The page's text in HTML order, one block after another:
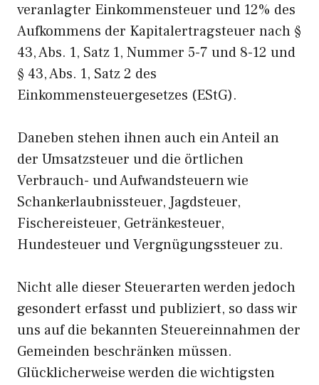
veranlagter Einkommensteuer und 12% des
Aufkommens der Kapitalertragsteuer nach §
43, Abs. 1, Satz 1, Nummer 5-7 und 8-12 und
§ 43, Abs. 1, Satz 2 des
Einkommensteuergesetzes (EStG).
Daneben stehen ihnen auch ein Anteil an
der Umsatzsteuer und die örtlichen
Verbrauch- und Aufwandsteuern wie
Schankerlaubnissteuer, Jagdsteuer,
Fischereisteuer, Getränkesteuer,
Hundesteuer und Vergnügungssteuer zu.
Nicht alle dieser Steuerarten werden jedoch
gesondert erfasst und publiziert, so dass wir
uns auf die bekannten Steuereinnahmen der
Gemeinden beschränken müssen.
Glücklicherweise werden die wichtigsten